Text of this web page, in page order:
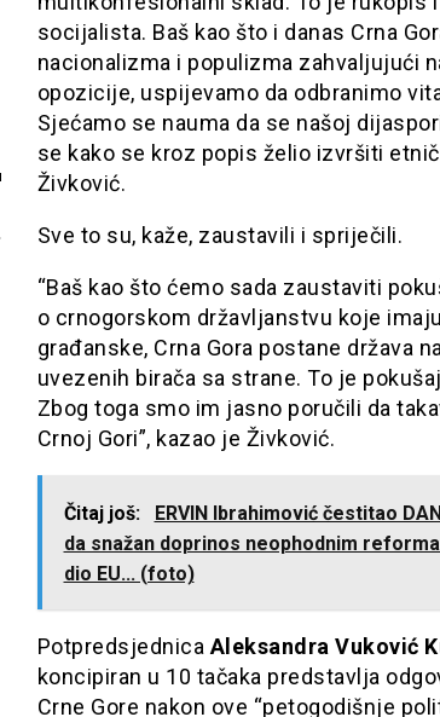
socijalista. Baš kao što i danas Crna
nacionalizma i populizma zahvaljujući
opozicije, uspijevamo da odbranimo
Sjećamo se nauma da se našoj
se kako se kroz popis želio izvršiti
Živković.
Sve to su, kaže, zaustavili i spriječili.
“Baš kao što ćemo sada zaustaviti
o crnogorskom državljanstvu koje
građanske, Crna Gora postane država
uvezenih birača sa strane. To je
Zbog toga smo im jasno poručili da
Crnoj Gori”, kazao je Živković.
Čitaj još:
ERVIN Ibrahimović čestitao
da snažan doprinos neophodnim
dio EU... (foto)
Potpredsjednica Aleksandra Vuković
koncipiran u 10 tačaka predstavlja
Crne Gore nakon ove “petogodišnje